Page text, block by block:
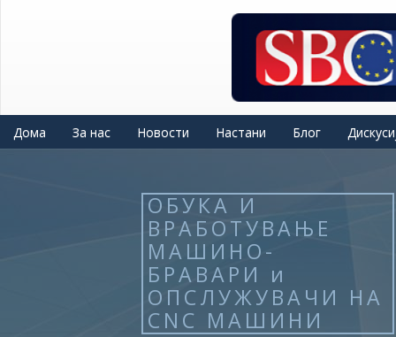
Дома За нас Новости Настани Блог
ОБУКА И
ВРАБОТУВАЊЕ
МАШИНО-
БРАВАРИ и
ОПСЛУЖУВАЧИ НА
CNC МАШИНИ